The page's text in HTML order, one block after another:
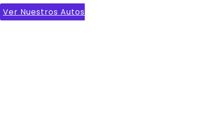
Ver Nuestros Autos